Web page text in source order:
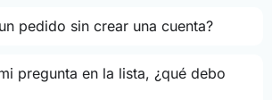
pedido sin crear una cuenta?
pregunta en la lista, ¿qué debo